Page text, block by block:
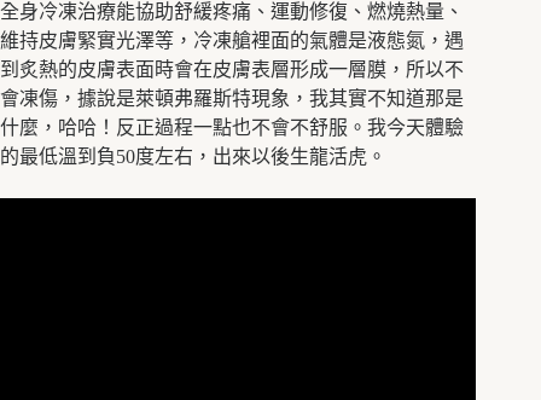
全身冷凍治療能協助舒緩疼痛、運動修復、燃燒熱量、
維持皮膚緊實光澤等，冷凍艙裡面的氣體是液態氮，遇
到炙熱的皮膚表面時會在皮膚表層形成一層膜，所以不
會凍傷，據說是萊頓弗羅斯特現象，我其實不知道那是
什麼，哈哈！反正過程一點也不會不舒服。我今天體驗
的最低溫到負50度左右，出來以後生龍活虎。